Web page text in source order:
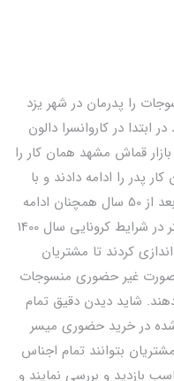
را پدرمان در شهر یزد
در کاروانسرا دالون
قماش مشهد همان کار را
پدر را ادامه دادند و با
فروش انواع روفرشی و حوله، شغل پدر بعد از 50 سال همچنان ادامه
دارد. حال فرزندان برای ارائه خدمات بهتر در شرایط کرونایی سال 1400
کردند تا مشتریان
غیر حضوری منسوجات
شاید دیدن دقیق تمام
در خرید حضوری میسر
بتوانند تمام اجناس
بازدید و بررسی نمایند و